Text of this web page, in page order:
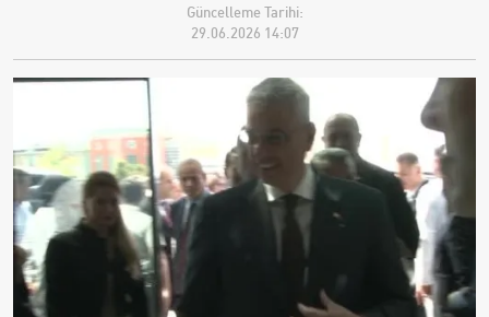
Güncelleme Tarihi:
29.06.2026 14:07